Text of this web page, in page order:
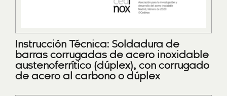
Instrucción Técnica: Soldadura de
barras corrugadas de acero inoxidable
austenoferrítico (dúplex), con corrugado
de acero al carbono o dúplex